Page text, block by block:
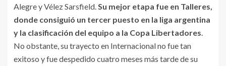
Alegre y Vélez Sarsfield.Su mejor etapa fue en Talleres,
donde consiguió un tercer puesto en la liga argentina
y la clasificación del equipo a la Copa Libertadores.
No obstante, su trayecto en Internacional no fue tan
exitoso y fue despedido cuatro meses más tarde de su